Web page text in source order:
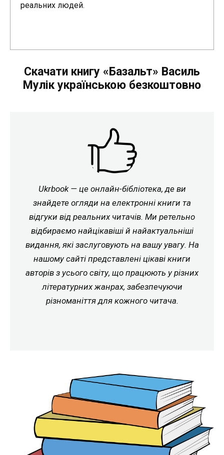
реальних людей.
Скачати книгу «Базальт» Василь
Мулік українською безкоштовно
Ukrbook — це онлайн-бібліотека, де ви
знайдете огляди на електронні книги та
відгуки від реальних читачів. Ми ретельно
відбираємо найцікавіші й найактуальніші
видання, які заслуговують на вашу увагу. На
нашому сайті представлені цікаві книги
авторів з усього світу, що працюють у різних
літературних жанрах, забезпечуючи
різноманіття для кожного читача.